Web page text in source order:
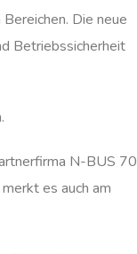
Die neue
Betriebssicherheit
N-BUS 70
es auch am